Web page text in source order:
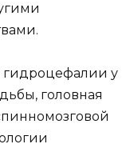
у
головная